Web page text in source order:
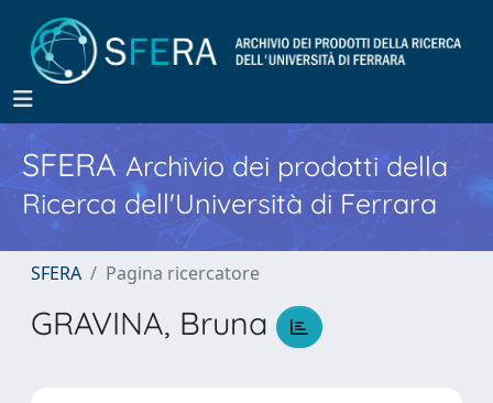
SFERA Archivio dei prodotti della
Ricerca dell'Università di Ferrara
SFERA Pagina ricercatore
GRAVINA, Bruna